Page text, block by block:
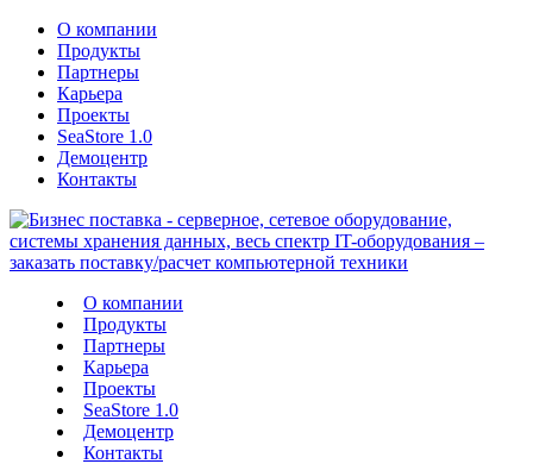
О компании
Продукты
Партнеры
Карьера
Проекты
SeaStore 1.0
Демоцентр
Контакты
О компании
Продукты
Партнеры
Карьера
Проекты
SeaStore 1.0
Демоцентр
Контакты